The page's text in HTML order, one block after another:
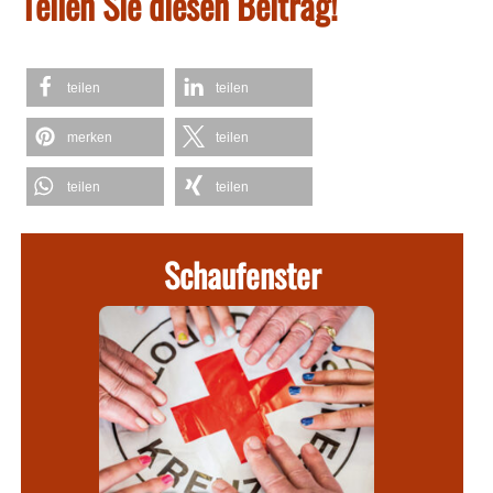
teilen teilen
merken teilen
teilen teilen
Schaufenster